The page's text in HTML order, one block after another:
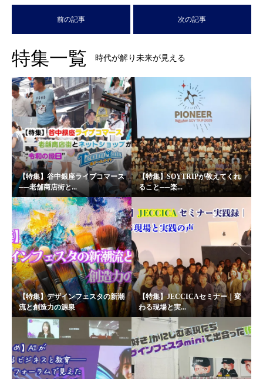
前の記事 次の記事
特集一覧 時代が解り未来が見える
【特集】谷中銀座ライブコマース
──老舗商店街と...
【特集】SOYTRIPが教えてくれ
ること──楽...
【特集】デザインフェスタの新潮
流と創造力の源泉
【特集】JECCICAセミナー｜変
わる現場と実...